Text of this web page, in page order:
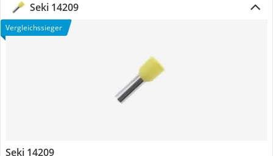
Seki 14209
Vergleichssieger
Seki 14209